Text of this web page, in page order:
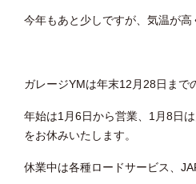
今年もあと少しですが、気温が高
ガレージYMは年末12月28日まで
年始は1月6日から営業、1月8日
をお休みいたします。
休業中は各種ロードサービス、